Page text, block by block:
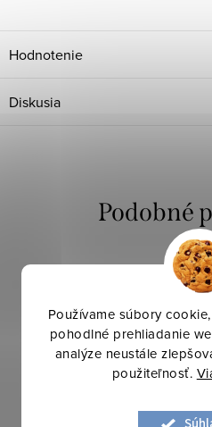
Používame súbory
pohodlné prehliadanie
analýze neustále
použiteľnosť.
Hodnotenie
Diskusia